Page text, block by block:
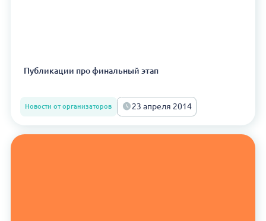
Публикации про финальный этап
Новости от организаторов 23 апреля 2014